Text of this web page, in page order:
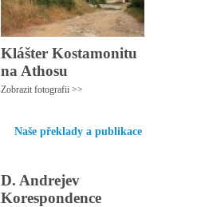
Klášter Kostamonitu
na Athosu
Zobrazit fotografii >>
Naše překlady a publikace
D. Andrejev
Korespondence